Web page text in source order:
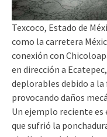
Texcoco, Estado de
como la carretera
conexión con
en dirección a
deplorables debido a
provocando daños
Un ejemplo reciente es
que sufrió la